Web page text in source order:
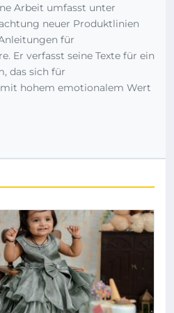
Arbeit umfasst unter
neuer Produktlinien
für
Er verfasst seine Texte für ein
das sich für
hohem emotionalem Wert